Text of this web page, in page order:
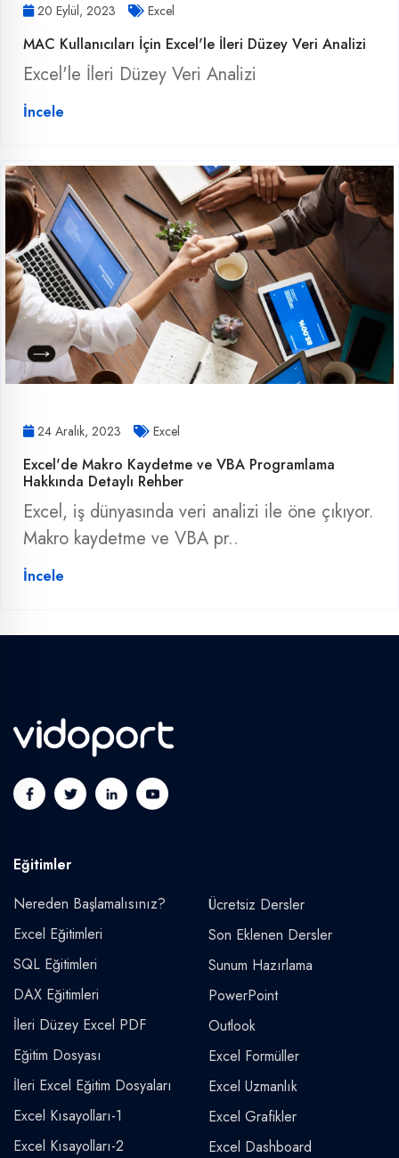
20 Eylül, 2023 Excel
MAC Kullanıcıları İçin Excel'le İleri Düzey Veri Analizi
Excel'le İleri Düzey Veri Analizi
İncele
24 Aralık, 2023 Excel
Excel'de Makro Kaydetme ve VBA Programlama
Hakkında Detaylı Rehber
Excel, iş dünyasında veri analizi ile öne çıkıyor.
Makro kaydetme ve VBA pr..
İncele
Eğitimler
Nereden Başlamalısınız?
Excel Eğitimleri
SQL Eğitimleri
DAX Eğitimleri
İleri Düzey Excel PDF
Eğitim Dosyası
İleri Excel Eğitim Dosyaları
Excel Kısayolları-1
Excel Kısayolları-2
Ücretsiz Dersler
Son Eklenen Dersler
Sunum Hazırlama
PowerPoint
Outlook
Excel Formüller
Excel Uzmanlık
Excel Grafikler
Excel Dashboard